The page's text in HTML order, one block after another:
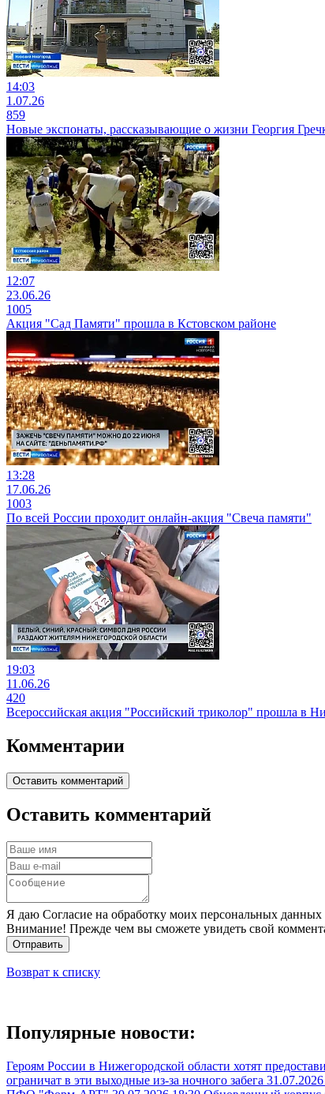
14:03
1.07.26
859
Новые экспонаты, рассказывающие о жизни Георгия
12:07
23.06.26
1005
Акция "Сад Памяти" прошла в Кстовском районе
13:28
17.06.26
1003
По всей России проходит онлайн-акция "Свеча памяти"
19:03
11.06.26
420
Всероссийская акция "Российский триколор" прошла в
Комментарии
Оставить комментарий
Оставить комментарий
Я даю Согласие на обработку моих персональных данных
Внимание! Прежде чем вы сможете увидеть свой
Отправить
Возврат к списку
Популярные новости:
Героям России в Нижегородской области хотят
ограничат в эти выходные из-за ночного забега